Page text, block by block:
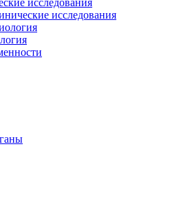
исследования
исследования